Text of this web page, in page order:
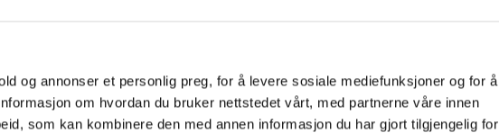
og annonser et personlig preg, for å levere sosiale mediefunksjoner og for å
om hvordan du bruker nettstedet vårt, med partnerne våre innen
som kan kombinere den med annen informasjon du har gjort tilgjengelig for
budsjett